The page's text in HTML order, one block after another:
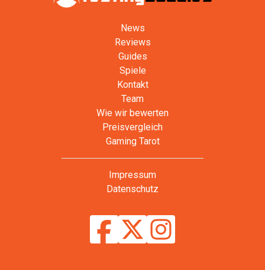
News
Reviews
Guides
Spiele
Kontakt
Team
Wie wir bewerten
Preisvergleich
Gaming Tarot
Impressum
Datenschutz